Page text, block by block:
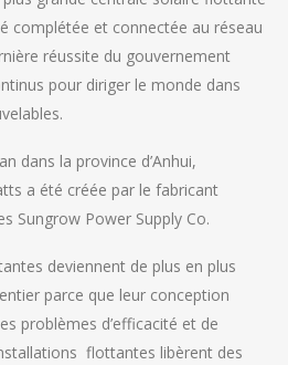
complétée et connectée au réseau
réussite du gouvernement
pour diriger le monde dans
dans la province d’Anhui,
a été créée par le fabricant
Sungrow Power Supply Co.
deviennent de plus en plus
parce que leur conception
problèmes d’efficacité et de
flottantes libèrent des